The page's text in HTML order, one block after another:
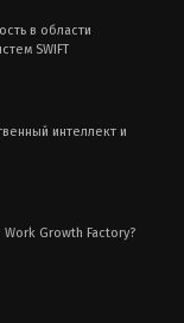
в области
SWIFT
интеллект и
Growth Factory?